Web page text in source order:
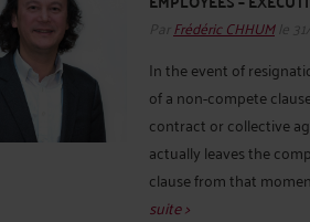
Par Frédéric CHHUMle
In the event of
of a non-compete
contract or collective
actually leaves the
clause from that
suite >